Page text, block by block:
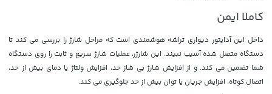
کاملا ایمن
داخل این آداپتور دیواری تراشه هوشمندی است که مراحل شارژ را بررسی می کند تا
دستگاه متصل شده آسیب نبیند. این شارژر، عملیات شارژ سریع و ثابت را روی دستگاه
شما تضمین می کند. و از افزایش شارژ بی شاز حد، افزایش ولتاژ یا دمای بیش از حد،
اتصال کوتاه، افزایش جریان یا توان بیش از حد جلوگیری می کند.